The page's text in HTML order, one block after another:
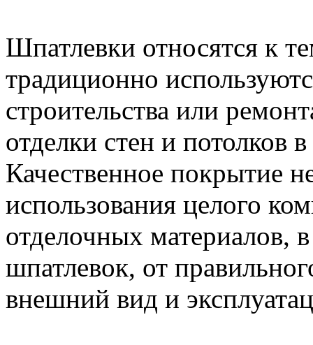
Шпатлевки относятся к
традиционно
строительства или
отделки стен и потолков
Качественное покрытие
использования целого
отделочных материалов,
шпатлевок, от
внешний вид и